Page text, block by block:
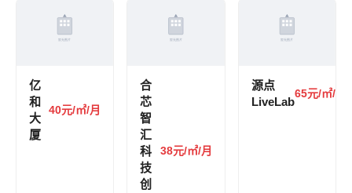
亿
和
大
厦
40元/㎡/月
合
芯
智
汇
科
技
创
38元/㎡/月
源点
LiveLab
65元/㎡/月